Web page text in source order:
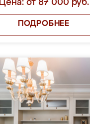
Цена: от 87 000 руб.
ПОДРОБНЕЕ